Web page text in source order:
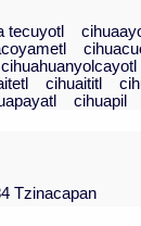
tecuyotl
cihuahuanyolcayotl
cihuaititl
cihuapil
Tzinacapan